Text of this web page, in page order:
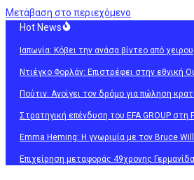
Μετάβαση στο περιεχόμενο
Hot News
Ιαπωνία: Κόβει την ανάσα βίντεο από
Ντιέγκο Φορλάν: Επιστρέφει στην εθνική
Πούτιν: Ανοίγει τον δρόμο για πώληση
Στρατηγική επένδυση του EFA GROUP
Emma Heming: Η γνωριμία με τον Bruce
Επιχείρηση μεταφοράς 49χρονης